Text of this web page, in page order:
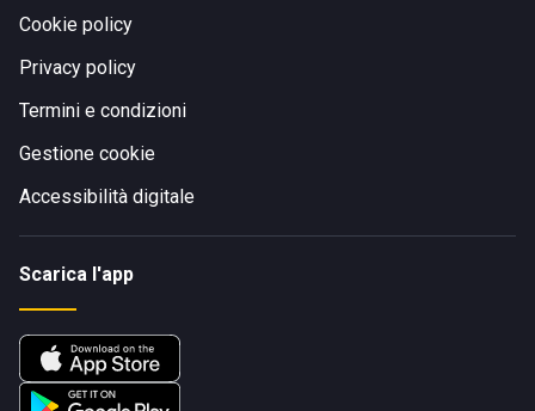
Cookie policy
Privacy policy
Termini e condizioni
Gestione cookie
Accessibilità digitale
Scarica l'app